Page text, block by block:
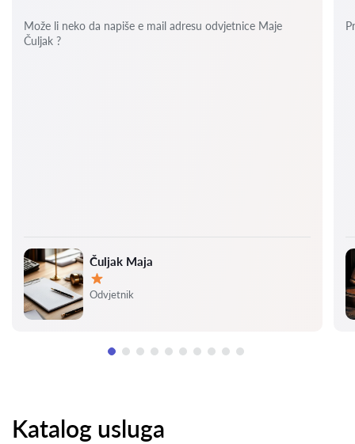
Čuljak Maja
Ocjena:
Odvjetnik
Može li neko da napiše e mail adresu odvjetnice Maje
Čuljak ?
Katalog usluga